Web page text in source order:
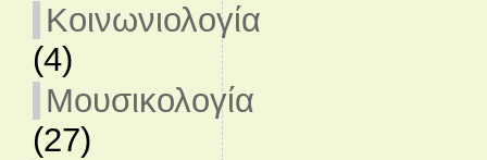
Κοινωνιολογία
(4)
Μουσικολογία
(27)